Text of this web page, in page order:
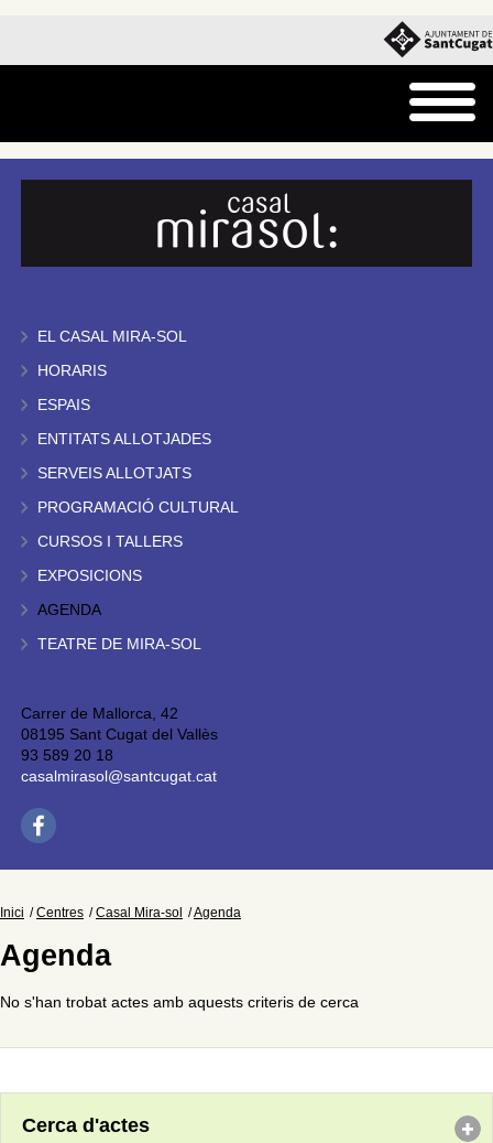
EL CASAL MIRA-SOL
HORARIS
ESPAIS
ENTITATS ALLOTJADES
SERVEIS ALLOTJATS
PROGRAMACIÓ CULTURAL
CURSOS I TALLERS
EXPOSICIONS
AGENDA
TEATRE DE MIRA-SOL
Carrer de Mallorca, 42
08195 Sant Cugat del Vallès
93 589 20 18
casalmirasol@santcugat.cat
Inici Centres Casal Mira-sol Agenda
Agenda
No s'han trobat actes amb aquests criteris de cerca
Cerca d'actes